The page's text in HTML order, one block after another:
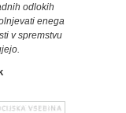
odlokih
enega
v spremstvu